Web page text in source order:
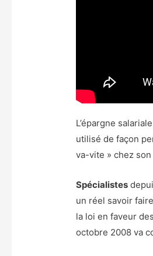
L’épargne
utilisé de façon
va-vite » chez
Spécialistes
un réel savoir
la loi en faveur
octobre 2008 va